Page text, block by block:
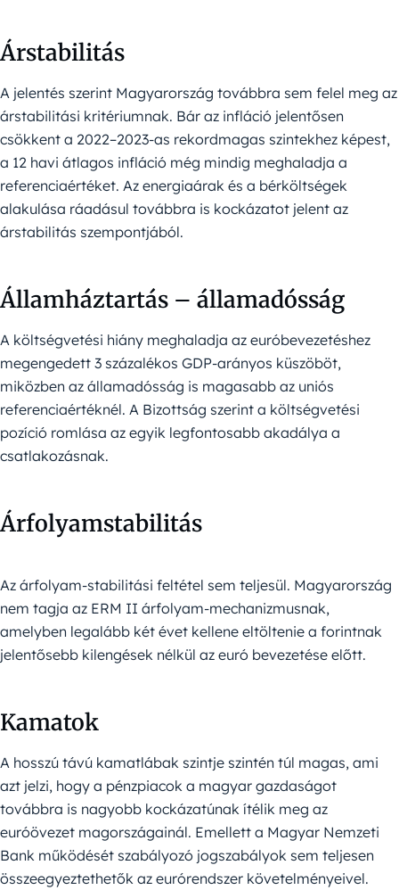
Árstabilitás
A jelentés szerint Magyarország továbbra sem felel meg az
árstabilitási kritériumnak. Bár az infláció jelentősen
csökkent a 2022–2023-as rekordmagas szintekhez képest,
a 12 havi átlagos infláció még mindig meghaladja a
referenciaértéket. Az energiaárak és a bérköltségek
alakulása ráadásul továbbra is kockázatot jelent az
árstabilitás szempontjából.
Államháztartás – államadósság
A költségvetési hiány meghaladja az euróbevezetéshez
megengedett 3 százalékos GDP-arányos küszöböt,
miközben az államadósság is magasabb az uniós
referenciaértéknél. A Bizottság szerint a költségvetési
pozíció romlása az egyik legfontosabb akadálya a
csatlakozásnak.
Árfolyamstabilitás
Az árfolyam-stabilitási feltétel sem teljesül. Magyarország
nem tagja az ERM II árfolyam-mechanizmusnak,
amelyben legalább két évet kellene eltöltenie a forintnak
jelentősebb kilengések nélkül az euró bevezetése előtt.
Kamatok
A hosszú távú kamatlábak szintje szintén túl magas, ami
azt jelzi, hogy a pénzpiacok a magyar gazdaságot
továbbra is nagyobb kockázatúnak ítélik meg az
euróövezet magországainál. Emellett a Magyar Nemzeti
Bank működését szabályozó jogszabályok sem teljesen
összeegyeztethetők az eurórendszer követelményeivel.